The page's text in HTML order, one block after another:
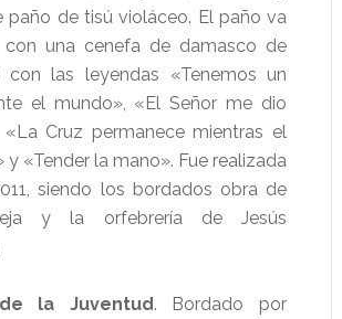
paño de tisú violáceo. El paño va
con una cenefa de damasco de
con las leyendas «Tenemos un
el mundo», «El Señor me dio
«La Cruz permanece mientras el
y «Tender la mano». Fue realizada
siendo los bordados obra de
y la orfebrería de Jesús
la Juventud. Bordado por